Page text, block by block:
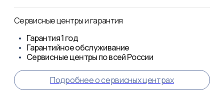
Сервисные центры и гарантия
Гарантия1 год
Гарантийное обслуживание
Сервисные центры по всей России
Подробнее о сервисных центрах